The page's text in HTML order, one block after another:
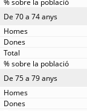
De 70 a 74 anys
De 75 a 79 anys